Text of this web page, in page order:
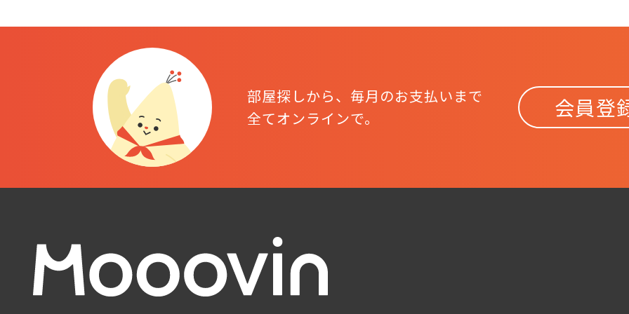
部屋探しから、毎月のお支払いまで
全てオンラインで。
会員登